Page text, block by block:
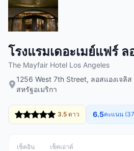
โรงแรมเดอะเมย์แฟร์ ล
The Mayfair Hotel Los Angeles
1256 West 7th Street, ลอสแองเจลิส
สหรัฐอเมริกา
3.5 ดาว 6.5คะแนน
เช็คอิน เช็คเอาต์